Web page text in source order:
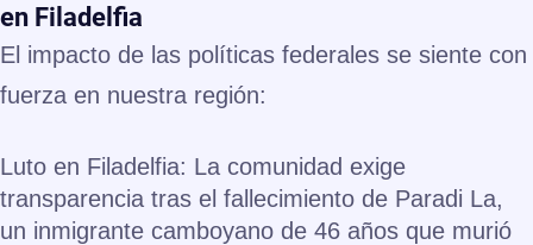
en Filadelfia
El impacto de las políticas federales se siente con
fuerza en nuestra región:
Luto en Filadelfia: La comunidad exige
transparencia tras el fallecimiento de Paradi La,
un inmigrante camboyano de 46 años que murió